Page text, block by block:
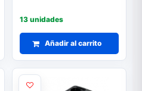
13 unidades
Añadir al carrito